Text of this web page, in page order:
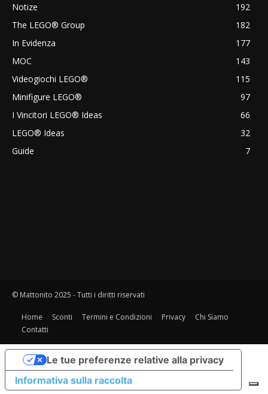
Notize
192
The LEGO® Group
182
In Evidenza
177
MOC
143
Videogiochi LEGO®
115
Minifigure LEGO®
97
I Vincitori LEGO® Ideas
66
LEGO® Ideas
32
Guide
7
© Mattonito 2025 - Tutti i diritti riservati
Home Sconti Termini e Condizioni Privacy
Chi Siamo
Contatti
Informativa sulla raccolta
Le tue preferenze relative alla privacy